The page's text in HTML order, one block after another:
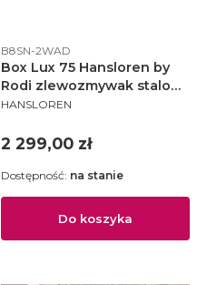
Kod produktu
B8SN-2WAD
Box Lux 75 Hansloren by
Rodi zlewozmywak stalowy
740x440 stal
2WAD
PRODUCENT
HANSLOREN
Cena
2 299,00 zł
Do koszyka
Dostępność: na stanie